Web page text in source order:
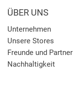
ÜBER UNS
Unternehmen
Unsere Stores
Freunde und Partner
Nachhaltigkeit